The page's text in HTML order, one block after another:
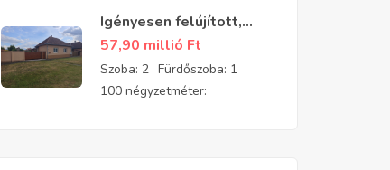
Igényesen felújított,
patika állapotú családi
ház Gyulavári
központjának
közelében
57,90 millió Ft
Szoba: 2 Fürdőszoba: 1
100 négyzetméter: